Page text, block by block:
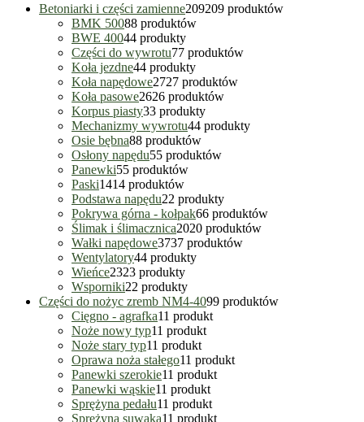
Betoniarki i części zamienne209209 produktów
BMK 50088 produktów
BWE 40044 produkty
Części do wywrotu77 produktów
Koła jezdne44 produkty
Koła napędowe2727 produktów
Koła pasowe2626 produktów
Korpus piasty33 produkty
Mechanizmy wywrotu44 produkty
Osie bębna88 produktów
Osłony napędu55 produktów
Panewki55 produktów
Paski1414 produktów
Podstawa napędu22 produkty
Pokrywa górna - kołpak66 produktów
Ślimak i ślimacznica2020 produktów
Wałki napędowe3737 produktów
Wentylatory44 produkty
Wieńce2323 produkty
Wsporniki22 produkty
Części do nożyc zremb NM4-4099 produktów
Cięgno - agrafka11 produkt
Noże nowy typ11 produkt
Noże stary typ11 produkt
Oprawa noża stałego11 produkt
Panewki szerokie11 produkt
Panewki wąskie11 produkt
Sprężyna pedału11 produkt
Sprężyna suwaka11 produkt